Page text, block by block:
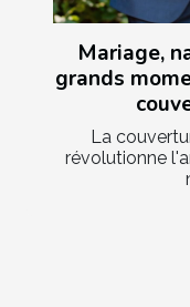
Mariage,
grands
La
révolutionne